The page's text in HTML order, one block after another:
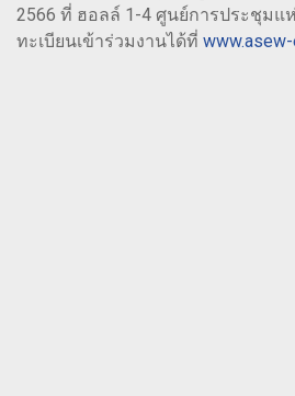
2566 ที่ ฮอลล์ 1-4 ศูนย์การประชุมแ
ทะเบียนเข้าร่วมงานได้ที่